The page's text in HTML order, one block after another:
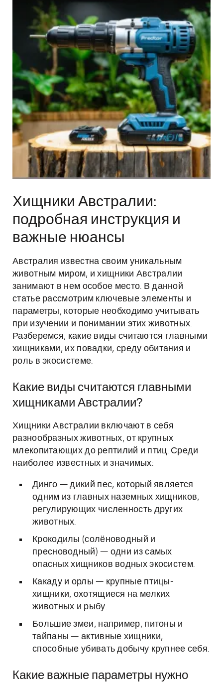
Хищники Австралии:
подробная инструкция и
важные нюансы
Австралия известна своим уникальным
животным миром, и хищники Австралии
занимают в нем особое место. В данной
статье рассмотрим ключевые элементы и
параметры, которые необходимо учитывать
при изучении и понимании этих животных.
Разберемся, какие виды считаются главными
хищниками, их повадки, среду обитания и
роль в экосистеме.
Какие виды считаются главными
хищниками Австралии?
Хищники Австралии включают в себя
разнообразных животных, от крупных
млекопитающих до рептилий и птиц. Среди
наиболее известных и значимых:
Динго — дикий пес, который является
одним из главных наземных хищников,
регулирующих численность других
животных.
Крокодилы (солёноводный и
пресноводный) — одни из самых
опасных хищников водных экосистем.
Какаду и орлы — крупные птицы-
хищники, охотящиеся на мелких
животных и рыбу.
Большие змеи, например, питоны и
тайпаны — активные хищники,
способные убивать добычу крупнее себя.
Какие важные параметры нужно